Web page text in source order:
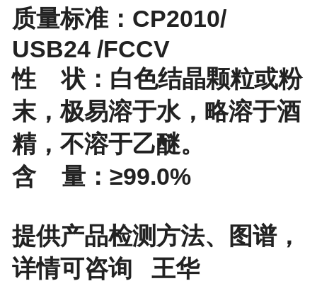
质量标准：CP2010/
USB24 /FCCV
性 状：白色结晶颗粒或粉
末，极易溶于水，略溶于酒
精，不溶于乙醚。
含 量：≥99.0%
提供产品检测方法、图谱，
详情可咨询 王华